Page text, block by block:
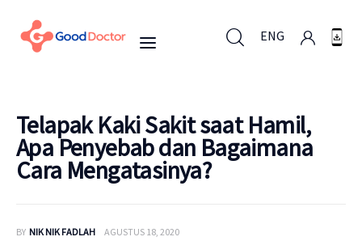
ENG
ENG
Untuk Bisnis
Telapak Kaki Sakit saat Hamil,
Apa Penyebab dan Bagaimana
Cara Mengatasinya?
BY NIK NIK FADLAH AGUSTUS 18, 2020